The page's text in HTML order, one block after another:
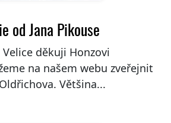
od Jana Pikouse
děkuji Honzovi
na našem webu zveřejnit
Většina...